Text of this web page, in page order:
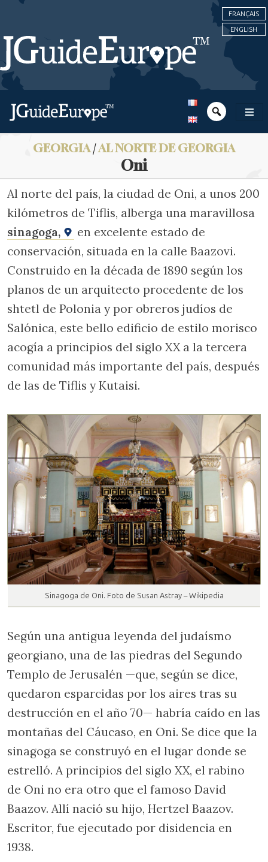
FRANÇAIS
ENGLISH
GEORGIA/AL NORTE DE GEORGIA
Oni
Al norte del país, la ciudad de Oni, a unos 200
kilómetros de Tiflis, alberga una maravillosa
sinagoga,
en excelente estado de
conservación, situada en la calle Baazovi.
Construido en la década de 1890 según los
planos de un arquitecto procedente de los
shtetl de Polonia y por obreros judíos de
Salónica, este bello edificio de estilo morisco
acogía a principios del siglo XX a la tercera
comunidad más importante del país, después
de las de Tiflis y Kutaisi.
Sinagoga de Oni. Foto de Susan Astray – Wikipedia
Según una antigua leyenda del judaísmo
georgiano, una de las piedras del Segundo
Templo de Jerusalén —que, según se dice,
quedaron esparcidas por los aires tras su
destrucción en el año 70— habría caído en las
montañas del Cáucaso, en Oni. Se dice que la
sinagoga se construyó en el lugar donde se
estrelló. A principios del siglo XX, el rabino
de Oni no era otro que el famoso David
Baazov. Allí nació su hijo, Hertzel Baazov.
Escritor, fue ejecutado por disidencia en
1938.